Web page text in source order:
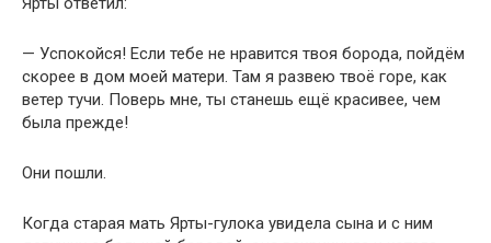
— Успокойся! Если тебе не нравится твоя борода, пойдём
скорее в дом моей матери. Там я развею твоё горе, как
ветер тучи. Поверь мне, ты станешь ещё красивее, чем
была прежде!
Они пошли.
Когда старая мать Ярты-гулока увидела сына и с ним